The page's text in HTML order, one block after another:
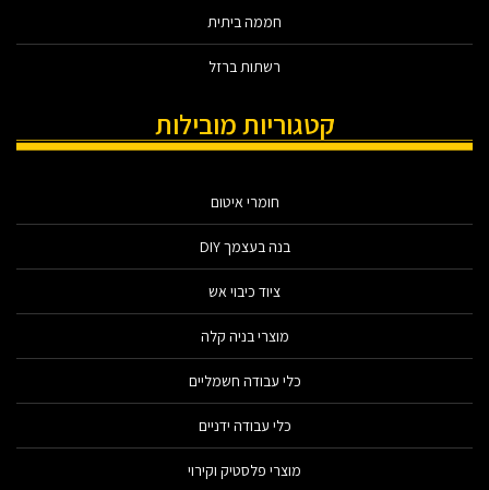
חממה ביתית
רשתות ברזל
קטגוריות מובילות
חומרי איטום
בנה בעצמך DIY
ציוד כיבוי אש
מוצרי בניה קלה
כלי עבודה חשמליים
כלי עבודה ידניים
מוצרי פלסטיק וקירוי